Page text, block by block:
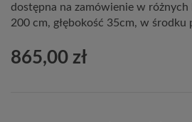
dostępna na zamówienie w
200 cm, głębokość 35cm, w środku
865,00 zł